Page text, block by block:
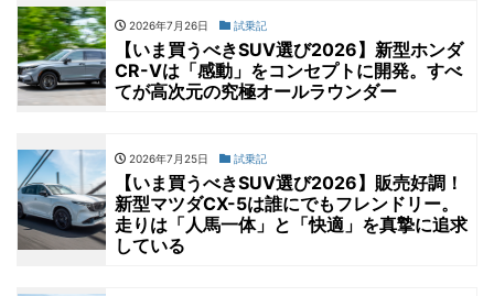
2026年7月26日 試乗記
【いま買うべきSUV選び2026】新型ホンダ
CR-Vは「感動」をコンセプトに開発。すべ
てが高次元の究極オールラウンダー
2026年7月25日 試乗記
【いま買うべきSUV選び2026】販売好調！
新型マツダCX-5は誰にでもフレンドリー。
走りは「人馬一体」と「快適」を真摯に追求
している